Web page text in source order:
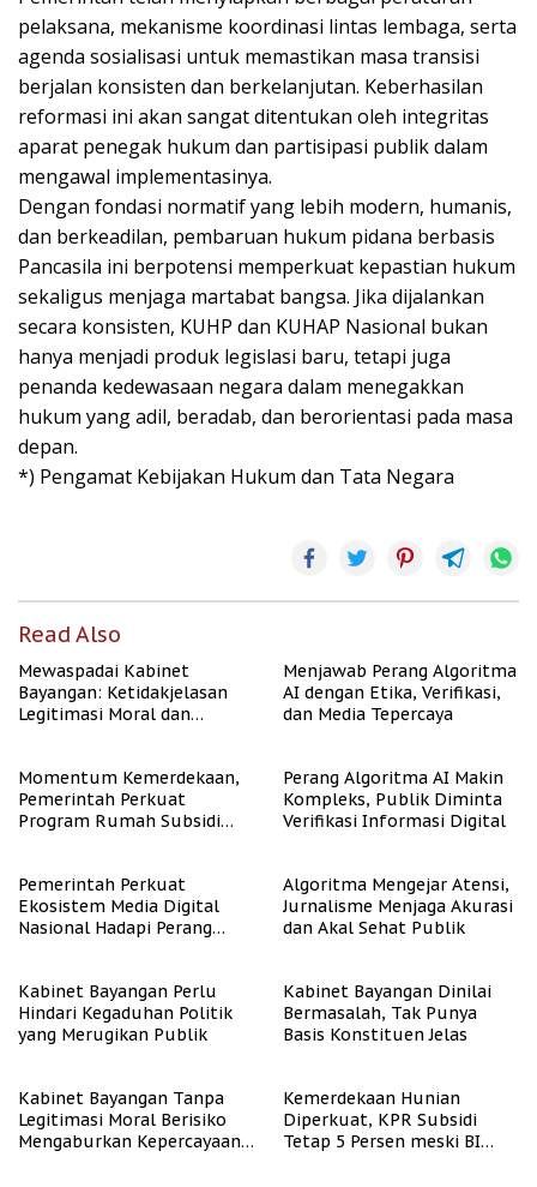
pelaksana, mekanisme koordinasi lintas lembaga, serta
agenda sosialisasi untuk memastikan masa transisi
berjalan konsisten dan berkelanjutan. Keberhasilan
reformasi ini akan sangat ditentukan oleh integritas
aparat penegak hukum dan partisipasi publik dalam
mengawal implementasinya.
Dengan fondasi normatif yang lebih modern, humanis,
dan berkeadilan, pembaruan hukum pidana berbasis
Pancasila ini berpotensi memperkuat kepastian hukum
sekaligus menjaga martabat bangsa. Jika dijalankan
secara konsisten, KUHP dan KUHAP Nasional bukan
hanya menjadi produk legislasi baru, tetapi juga
penanda kedewasaan negara dalam menegakkan
hukum yang adil, beradab, dan berorientasi pada masa
depan.
*) Pengamat Kebijakan Hukum dan Tata Negara
Read Also
Mewaspadai Kabinet
Bayangan: Ketidakjelasan
Legitimasi Moral dan
Menjawab Perang Algoritma
AI dengan Etika, Verifikasi,
dan Media Tepercaya
Momentum Kemerdekaan,
Pemerintah Perkuat
Program Rumah Subsidi
Perang Algoritma AI Makin
Kompleks, Publik Diminta
Verifikasi Informasi Digital
Pemerintah Perkuat
Ekosistem Media Digital
Nasional Hadapi Perang
Algoritma Mengejar Atensi,
Jurnalisme Menjaga Akurasi
dan Akal Sehat Publik
Kabinet Bayangan Perlu
Hindari Kegaduhan Politik
yang Merugikan Publik
Kabinet Bayangan Dinilai
Bermasalah, Tak Punya
Basis Konstituen Jelas
Kabinet Bayangan Tanpa
Legitimasi Moral Berisiko
Mengaburkan Kepercayaan
Kemerdekaan Hunian
Diperkuat, KPR Subsidi
Tetap 5 Persen meski BI